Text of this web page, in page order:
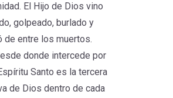
El Hijo de Dios vino
golpeado, burlado y
de entre los muertos.
donde intercede por
Santo es la tercera
de Dios dentro de cada